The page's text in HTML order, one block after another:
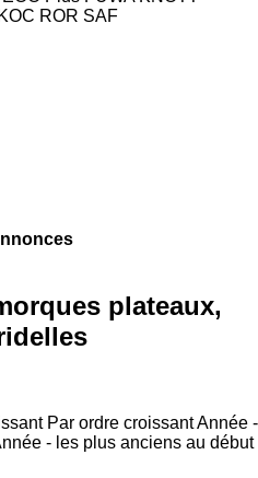
ROR SAF
plateaux,
Par ordre croissantAnnée -
- les plus anciens au début